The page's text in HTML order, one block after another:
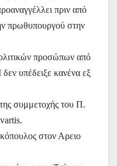
πριν από
πρωθυπουργού στην
προσώπων από
υπέδειξε κανένα εξ
συμμετοχής του Π.
στον Αρειο